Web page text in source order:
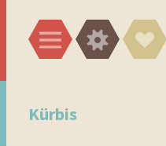
Menü Widgets
Links
Kürbis